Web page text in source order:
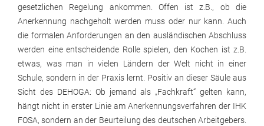
gesetzlichen Regelung ankommen. Offen ist z.B., ob die
Anerkennung nachgeholt werden muss oder nur kann. Auch
die formalen Anforderungen an den ausländischen Abschluss
werden eine entscheidende Rolle spielen, den Kochen ist z.B.
etwas, was man in vielen Ländern der Welt nicht in einer
Schule, sondern in der Praxis lernt. Positiv an dieser Säule aus
Sicht des DEHOGA: Ob jemand als „Fachkraft“ gelten kann,
hängt nicht in erster Linie am Anerkennungsverfahren der IHK
FOSA, sondern an der Beurteilung des deutschen Arbeitgebers.